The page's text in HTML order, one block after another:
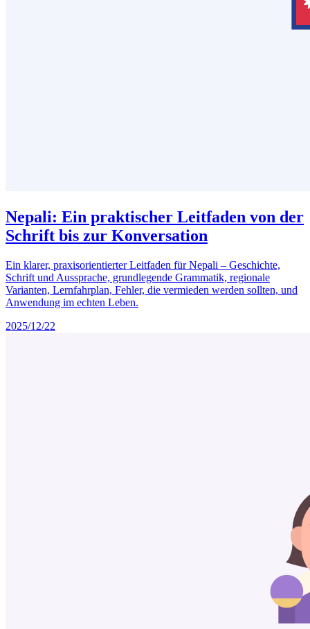
Nepali: Ein praktischer Leitfaden von der
Schrift bis zur Konversation
Ein klarer, praxisorientierter Leitfaden für Nepali – Geschichte,
Schrift und Aussprache, grundlegende Grammatik, regionale
Varianten, Lernfahrplan, Fehler, die vermieden werden sollten, und
Anwendung im echten Leben.
2025/12/22